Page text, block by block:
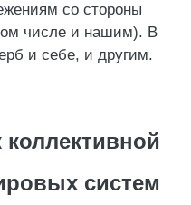
со стороны
числе и нашим). В
и себе, и другим.
коллективной
систем